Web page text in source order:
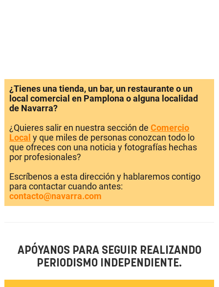
¿Tienes una tienda, un bar, un restaurante o un
local comercial en Pamplona o alguna localidad
de Navarra?
¿Quieres salir en nuestra sección de Comercio
Local y que miles de personas conozcan todo lo
que ofreces con una noticia y fotografías hechas
por profesionales?
Escríbenos a esta dirección y hablaremos contigo
para contactar cuando antes:
contacto@navarra.com
APÓYANOS PARA SEGUIR REALIZANDO
PERIODISMO INDEPENDIENTE.